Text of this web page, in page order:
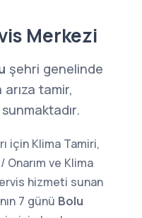
Merkezi
şehri genelinde
tamir,
için Klima Tamiri,
Onarım ve Klima
hizmeti sunan
7 günü Bolu